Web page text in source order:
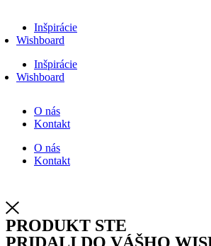
Inšpirácie
Wishboard
Inšpirácie
Wishboard
O nás
Kontakt
O nás
Kontakt
PRODUKT STE